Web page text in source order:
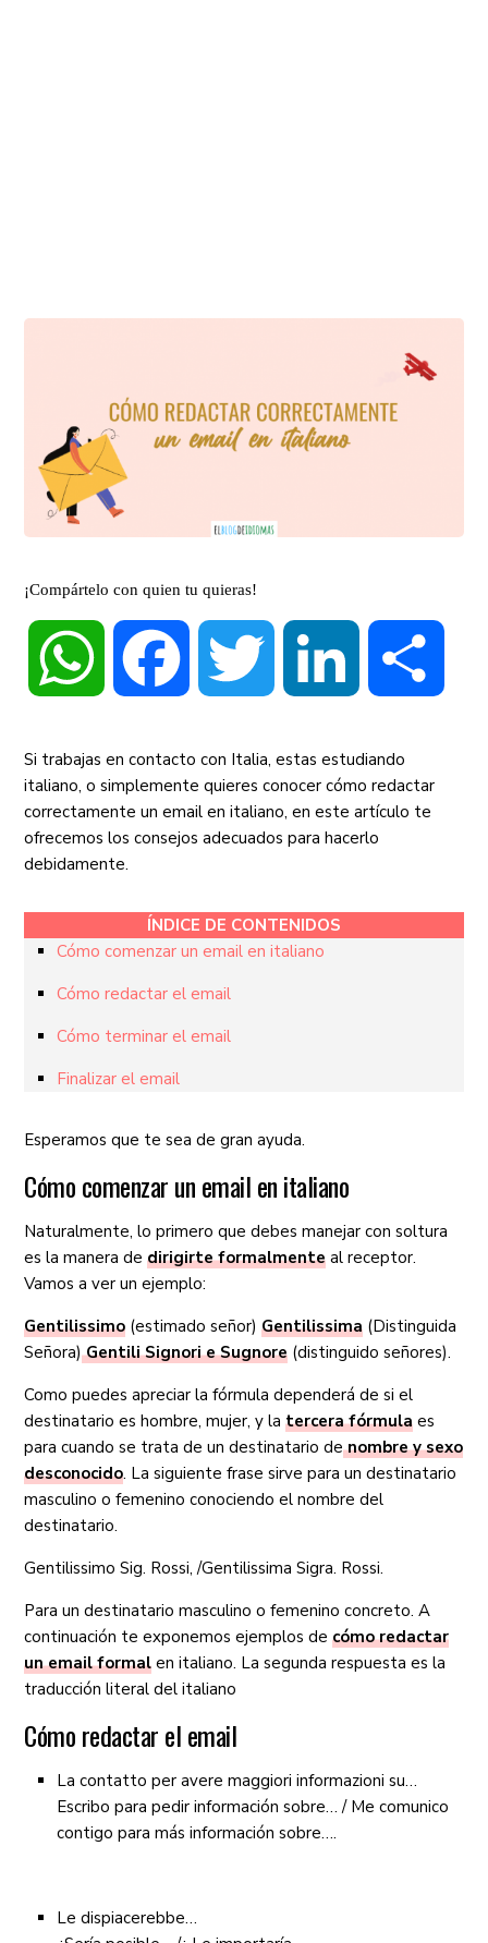
¡Compártelo con quien tu quieras!
WhatsApp Facebook Twitter LinkedIn
Si trabajas en contacto con Italia, estas estudiando
italiano, o simplemente quieres conocercómo redactar
correctamente un email en italiano, en este artículo te
ofrecemos los consejos adecuados para hacerlo
debidamente.
ÍNDICE DE CONTENIDOS
Cómo comenzar un email en italiano
Cómo redactar el email
Cómo terminar el email
Finalizar el email
Esperamos que te sea de gran ayuda.
Cómo comenzar un email en italiano
Naturalmente, lo primero que debes manejar con soltura
es la manera dedirigirte formalmente al receptor.
Vamos a ver un ejemplo:
Gentilissimo (estimado señor)Gentilissima (Distinguida
Señora)Gentili Signori e Sugnore (distinguido señores).
Como puedes apreciar la fórmula dependerá de si el
destinatario es hombre, mujer, y latercera fórmula es
para cuando se trata de un destinatario denombre y sexo
desconocido. La siguiente frase sirve para un destinatario
masculino o femenino conociendo el nombre del
destinatario.
Gentilissimo Sig. Rossi, /Gentilissima Sigra. Rossi.
Para un destinatario masculino o femenino concreto. A
continuación te exponemos ejemplos decómo redactar
un email formal en italiano. La segunda respuesta es la
traducción literal del italiano
Cómo redactar el email
La contatto per avere maggiori informazioni su…
Escribo para pedir información sobre… / Me comunico
contigo para más información sobre….
Le dispiacerebbe…